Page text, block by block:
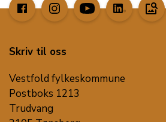
image_search
Skriv til oss
Vestfold fylkeskommune
Postboks 1213
Trudvang